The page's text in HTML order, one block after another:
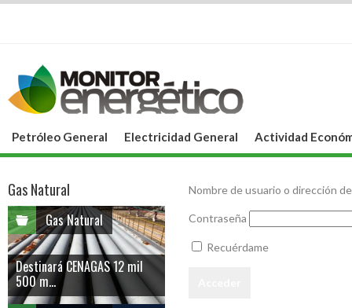
Petróleo General Electricidad General Actividad
Nombre de usuario o dirección
Contraseña
Recuérdame
Gas Natural
Gas Natural
Destinará CENAGAS 12 mil
500 m...